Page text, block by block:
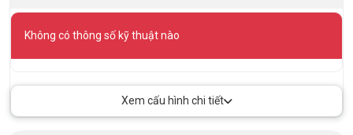
Không có thông số kỹ thuật nào
Xem cấu hình chi tiết